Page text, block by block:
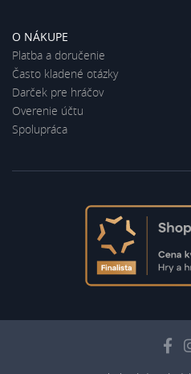
O NÁKUPE
Platba a doručenie
Často kladené otázky
Darček pre hráčov
Overenie účtu
Spolupráca